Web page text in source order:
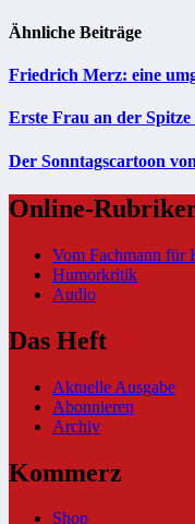
Ähnliche Beiträge
Friedrich Merz: eine
Erste Frau an der
Der Sonntagscartoon
Online-
Vom Fachmann für
Humorkritik
Audio
Das Heft
Aktuelle Ausgabe
Abonnieren
Archiv
Kommerz
Shop